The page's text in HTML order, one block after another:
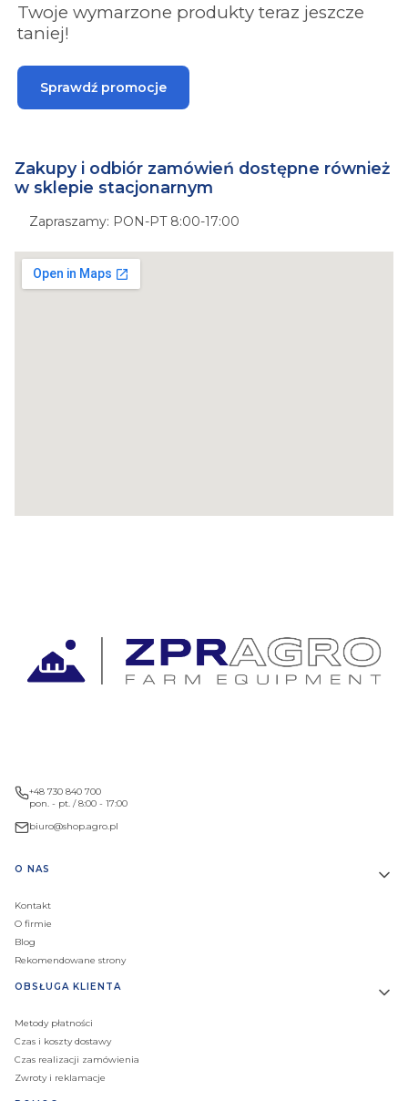
Twoje wymarzone produkty teraz jeszcze
taniej!
Sprawdź promocje
Zakupy i odbiór zamówień dostępne również
w sklepie stacjonarnym
Zapraszamy: PON-PT 8:00-17:00
+48 730 840 700
pon. - pt. / 8:00 - 17:00
biuro@shop.agro.pl
Linki w stopce
O NAS
Kontakt
O firmie
Blog
Rekomendowane strony
OBSŁUGA KLIENTA
Metody płatności
Czas i koszty dostawy
Czas realizacji zamówienia
Zwroty i reklamacje